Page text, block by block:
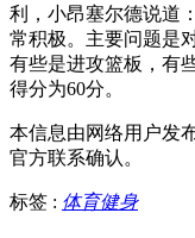
利，小昂塞尔德说道
常积极。主要问题是
有些是进攻篮板，有
得分为60分。
本信息由网络用户发
官方联系确认。
标签 : 体育健身